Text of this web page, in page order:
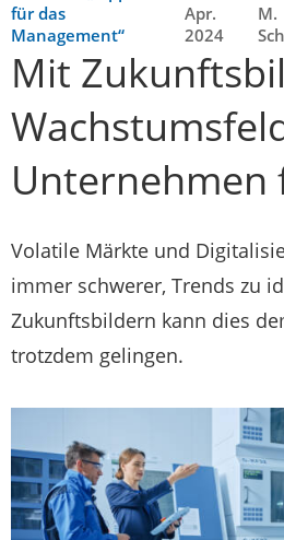
für das
Management“
Apr.
2024
M.
Mit
Unternehmen
Volatile Märkte und
immer schwerer, Trends zu
Zukunftsbildern kann dies
trotzdem gelingen.